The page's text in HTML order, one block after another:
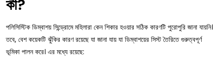
কী?
পলিসিস্টিক ডিম্বাশয় সিন্ড্রোমে মহিলারা কেন শিকার হওয়ার সঠিক কারণটি পুরোপুরি জানা যায়নি।
তবে, বেশ কয়েকটি ঝুঁকির কারণ রয়েছে যা জানা যায় যা ডিম্বাশয়ের সিস্ট তৈরিতে গুরুত্বপূর্ণ
ভূমিকা পালন করে। এর মধ্যে রয়েছে: